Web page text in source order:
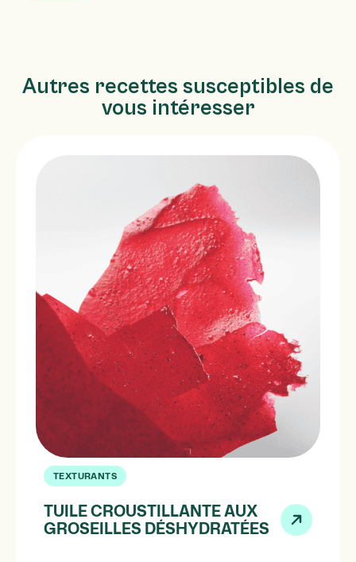
Autres recettes susceptibles de
vous intéresser
TEXTURANTS
TUILE CROUSTILLANTE AUX
GROSEILLES DÉSHYDRATÉES